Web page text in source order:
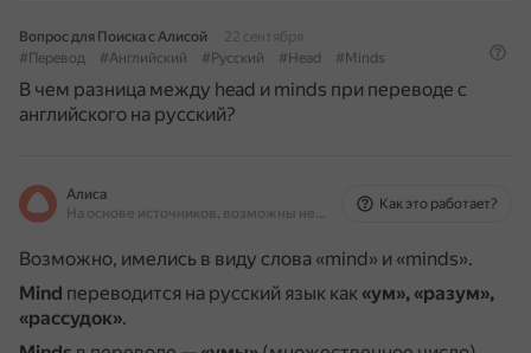
Вопрос для Поиска с Алисой
22 сентября
#Перевод
#Английский #Русский #Head #Minds
В чем разница между head и minds при переводе с
английского на русский?
Алиса
На основе источников, возможны неточности
Как это работает?
Возможно, имелись в виду слова «mind» и «minds».
Mind переводится на русский язык как«ум», «разум»,
«рассудок».